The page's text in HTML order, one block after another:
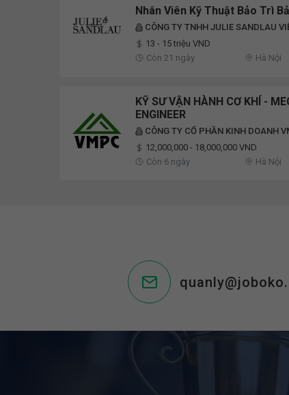
Nhân Viên Kỹ Thuật Bảo Trì
CÔNG TY TNHH JULIE SANDLAU
13 - 15 triệu VND
Còn 21 ngày
Hà Nội
KỸ SƯ VẬN HÀNH CƠ KHÍ -
ENGINEER
CÔNG TY CỔ PHẦN KINH DOANH
12,000,000 - 18,000,000 VND
Còn 6 ngày
Hà Nội